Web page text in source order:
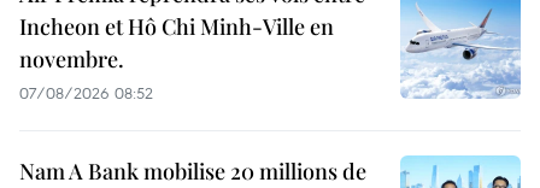
Incheon et Hô Chi Minh-Ville en
novembre.
07/08/2026 08:52
Nam A Bank mobilise 20 millions de